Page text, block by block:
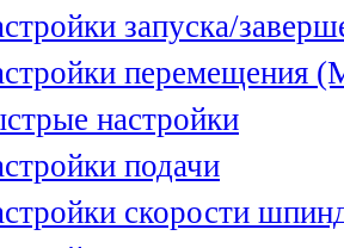
запуска/
перемещения
настройки
подачи
скорости